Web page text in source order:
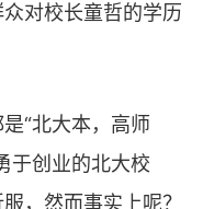
对校长童哲的学历
“北大本，高师
于创业的北大校
，然而事实上呢？